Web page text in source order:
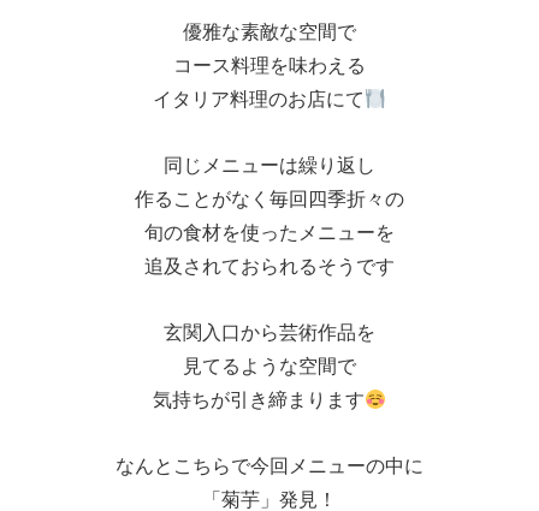
優雅な素敵な空間で
コース料理を味わえる
イタリア料理のお店にて
同じメニューは繰り返し
作ることがなく毎回四季折々の
旬の食材を使ったメニューを
追及されておられるそうです
玄関入口から芸術作品を
見てるような空間で
気持ちが引き締まります
なんとこちらで今回メニューの中に
「菊芋」発見！